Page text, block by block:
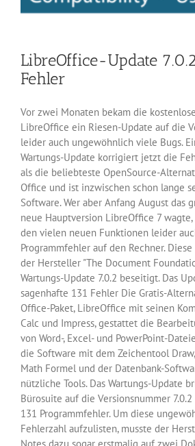
LibreOffice-Update
Fehler
Vor zwei Monaten bekam die
LibreOffice ein Riesen-Update auf die
leider auch ungewöhnlich viele Bugs.
Wartungs-Update korrigiert jetzt die
als die beliebteste OpenSource-
Office und ist inzwischen schon lange
Software. Wer aber Anfang August das
neue Hauptversion LibreOffice 7
den vielen neuen Funktionen leider
Programmfehler auf den Rechner.
der Hersteller "The Document
Wartungs-Update 7.0.2 beseitigt. Das
sagenhafte 131 Fehler Die Gratis-
Office-Paket, LibreOffice mit seinen
Calc und Impress, gestattet die
von Word-, Excel- und PowerPoint-
die Software mit dem Zeichentool
Math Formel und der Datenbank-
nützliche Tools. Das Wartungs-Update
Bürosuite auf die Versionsnummer
131 Programmfehler. Um diese
Fehlerzahl aufzulisten, musste der